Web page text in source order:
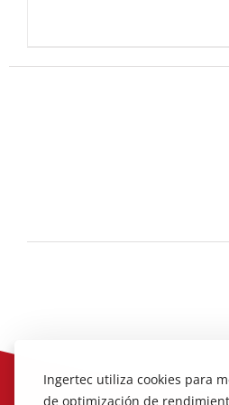
Ingertec utiliza cookies para
de optimización de